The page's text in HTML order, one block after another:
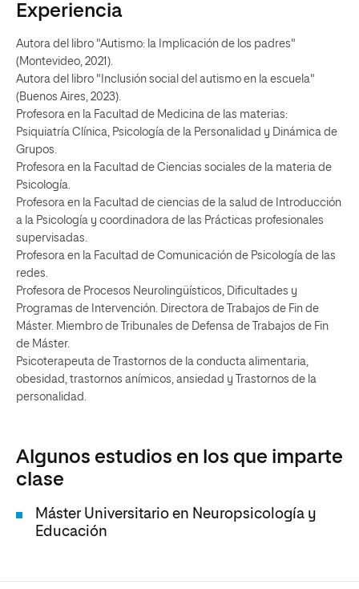
Experiencia
Autora del libro "Autismo: la Implicación de los padres"
(Montevideo, 2021).
Autora del libro "Inclusión social del autismo en la escuela"
(Buenos Aires, 2023).
Profesora en la Facultad de Medicina de las materias:
Psiquiatría Clínica, Psicología de la Personalidad y Dinámica de
Grupos.
Profesora en la Facultad de Ciencias sociales de la materia de
Psicología.
Profesora en la Facultad de ciencias de la salud de Introducción
a la Psicología y coordinadora de las Prácticas profesionales
supervisadas.
Profesora en la Facultad de Comunicación de Psicología de las
redes.
Profesora de Procesos Neurolingüísticos, Dificultades y
Programas de Intervención. Directora de Trabajos de Fin de
Máster. Miembro de Tribunales de Defensa de Trabajos de Fin
de Máster.
Psicoterapeuta de Trastornos de la conducta alimentaria,
obesidad, trastornos anímicos, ansiedad y Trastornos de la
personalidad.
Algunos estudios en los que imparte
clase
Máster Universitario en Neuropsicología y
Educación